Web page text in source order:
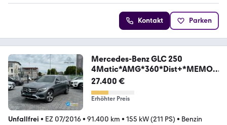
Kontakt Parken
Mercedes-Benz GLC 250
4Matic*AMG*360*Dist+*MEMOR
Y*LED*NAVI*
27.400 €
Erhöhter Preis
Unfallfrei • EZ 07/2016• 91.400 km • 155 kW (211 PS) • Benzin